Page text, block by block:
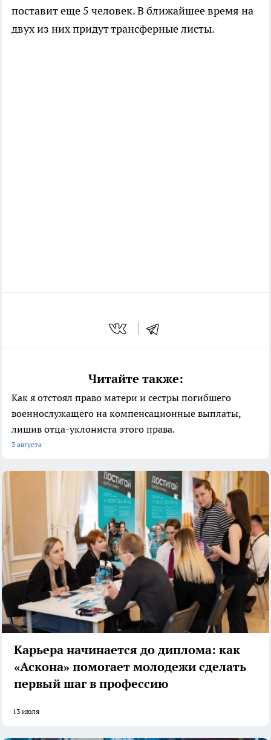
поставит еще 5 человек. В ближайшее время на
двух из них придут трансферные листы.
Читайте также:
Как я отстоял право матери и сестры погибшего
военнослужащего на компенсационные выплаты,
лишив отца-уклониста этого права.
3 августа
Карьера начинается до диплома: как
«Аскона» помогает молодежи сделать
первый шаг в профессию
13 июля